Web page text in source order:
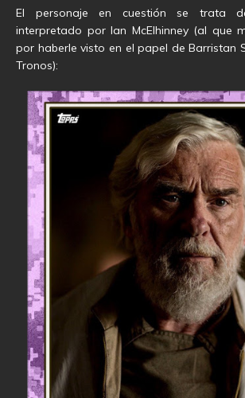
El personaje en cuestión se trata
interpretado por Ian McElhinney (al que
por haberle visto en el papel de Barristan
Tronos):